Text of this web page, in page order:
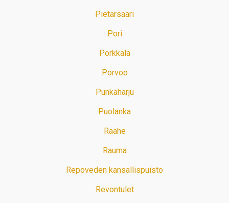
Pietarsaari
Pori
Porkkala
Porvoo
Punkaharju
Puolanka
Raahe
Rauma
Repoveden kansallispuisto
Revontulet